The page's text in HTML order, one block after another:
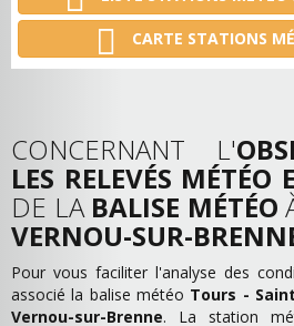
CARTE STATIONS
CONCERNANT L'
LES RELEVÉS MÉTÉO
DE LA BALISE MÉTÉO
VERNOU-SUR-
Pour vous faciliter l'analyse des
associé la balise météo Tours -
Vernou-sur-Brenne. La station